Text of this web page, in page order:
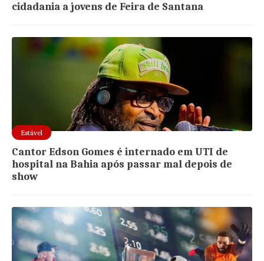
cidadania a jovens de Feira de Santana
Estável
Cantor Edson Gomes é internado em UTI de
hospital na Bahia após passar mal depois de
show